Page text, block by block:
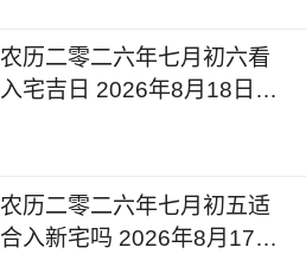
农历二零二六年七月初六看
入宅吉日 2026年8月18日黄
农历二零二六年七月初五适
合入新宅吗 2026年8月17日